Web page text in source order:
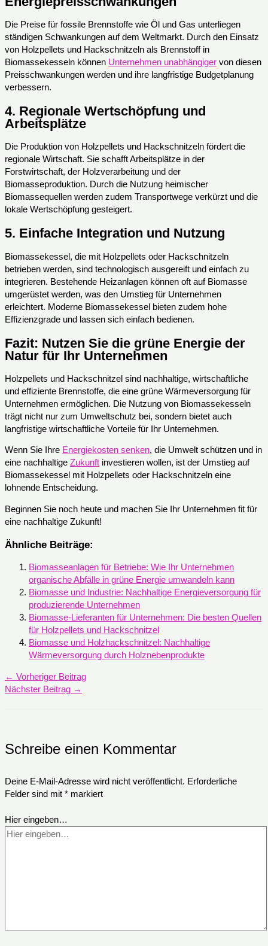
Die Preise für fossile Brennstoffe wie Öl und Gas unterliegen
ständigen Schwankungen auf dem Weltmarkt. Durch den Einsatz
von Holzpellets und Hackschnitzeln als Brennstoff in
Biomassekesseln können Unternehmen unabhängiger von diesen
Preisschwankungen werden und ihre langfristige Budgetplanung
verbessern.
4. Regionale Wertschöpfung und
Arbeitsplätze
Die Produktion von Holzpellets und Hackschnitzeln fördert die
regionale Wirtschaft. Sie schafft Arbeitsplätze in der
Forstwirtschaft, der Holzverarbeitung und der
Biomasseproduktion. Durch die Nutzung heimischer
Biomassequellen werden zudem Transportwege verkürzt und die
lokale Wertschöpfung gesteigert.
5. Einfache Integration und Nutzung
Biomassekessel, die mit Holzpellets oder Hackschnitzeln
betrieben werden, sind technologisch ausgereift und einfach zu
integrieren. Bestehende Heizanlagen können oft auf Biomasse
umgerüstet werden, was den Umstieg für Unternehmen
erleichtert. Moderne Biomassekessel bieten zudem hohe
Effizienzgrade und lassen sich einfach bedienen.
Fazit: Nutzen Sie die grüne Energie der
Natur für Ihr Unternehmen
Holzpellets und Hackschnitzel sind nachhaltige, wirtschaftliche
und effiziente Brennstoffe, die eine grüne Wärmeversorgung für
Unternehmen ermöglichen. Die Nutzung von Biomassekesseln
trägt nicht nur zum Umweltschutz bei, sondern bietet auch
langfristige wirtschaftliche Vorteile für Ihr Unternehmen.
Wenn Sie Ihre Energiekosten senken, die Umwelt schützen und in
eine nachhaltige Zukunft investieren wollen, ist der Umstieg auf
Biomassekessel mit Holzpellets oder Hackschnitzeln eine
lohnende Entscheidung.
Beginnen Sie noch heute und machen Sie Ihr Unternehmen fit für
eine nachhaltige Zukunft!
Ähnliche Beiträge:
Biomasseanlagen für Betriebe: Wie Ihr Unternehmen
organische Abfälle in grüne Energie umwandeln kann
Biomasse und Industrie: Nachhaltige Energieversorgung für
produzierende Unternehmen
Biomasse-Lieferanten für Unternehmen: Die besten Quellen
für Holzpellets und Hackschnitzel
Biomasse und Holzhackschnitzel: Nachhaltige
Wärmeversorgung durch Holznebenprodukte
← Vorheriger Beitrag
Nächster Beitrag →
Schreibe einen Kommentar
Deine E-Mail-Adresse wird nicht veröffentlicht. Erforderliche
Felder sind mit * markiert
Hier eingeben…